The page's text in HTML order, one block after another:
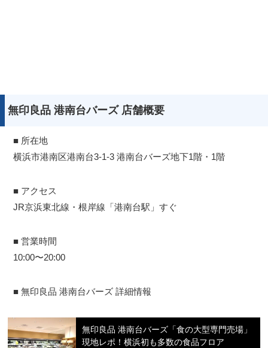
無印良品 港南台バーズ 店舗概要
■ 所在地
横浜市港南区港南台3-1-3 港南台バーズ地下1階・1階
■ アクセス
JR京浜東北線・根岸線「港南台駅」すぐ
■ 営業時間
10:00〜20:00
■ 無印良品 港南台バーズ 詳細情報
無印良品 港南台バーズ「食の大型専門売場」
現地レポ！横浜初も多数の食品フロア